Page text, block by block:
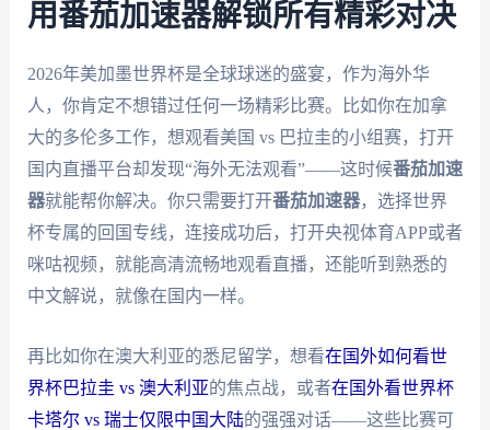
用番茄加速器解锁所有精彩对决
2026年美加墨世界杯是全球球迷的盛宴，作为海外华
人，你肯定不想错过任何一场精彩比赛。比如你在加拿
大的多伦多工作，想观看美国 vs 巴拉圭的小组赛，打开
国内直播平台却发现“海外无法观看”——这时候番茄加速
器就能帮你解决。你只需要打开番茄加速器，选择世界
杯专属的回国专线，连接成功后，打开央视体育APP或者
咪咕视频，就能高清流畅地观看直播，还能听到熟悉的
中文解说，就像在国内一样。
再比如你在澳大利亚的悉尼留学，想看在国外如何看世
界杯巴拉圭 vs 澳大利亚的焦点战，或者在国外看世界杯
卡塔尔 vs 瑞士仅限中国大陆的强强对话——这些比赛可